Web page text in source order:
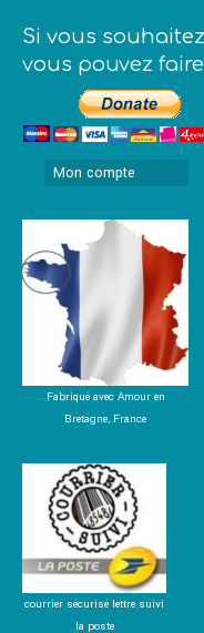
Si vous
vous pouvez
Mon compte
Fabriqué avec Amour en
Bretagne, France
courrier sécurisé lettre suivi
la poste